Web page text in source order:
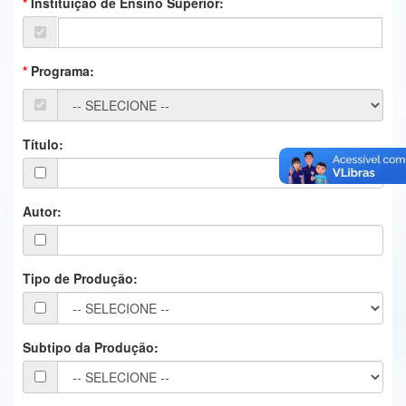
Ministério da Ciência, Tecnologia, Inovações e Comunicações
Ministério do Turismo
Controladoria-Geral da União
Secretaria-Geral
Secretaria de Governo
Gabinete de Segurança Institucional
Advocacia-Geral da União
Banco Central do Brasil
Programa:
Título:
Autor:
Tipo de Produção:
Subtipo da Produção: